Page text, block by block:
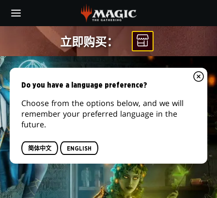
main
立即购买：
Do you have a language preference?
Choose from the options below, and we will
remember your preferred language in the
future.
简体中文 ENGLISH